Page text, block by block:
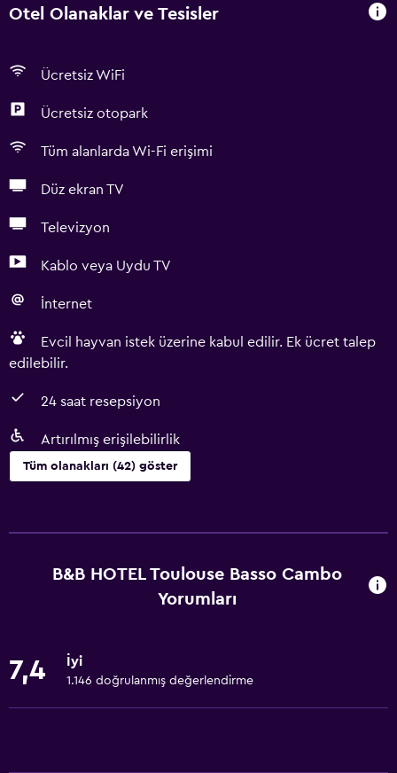
Otel Olanaklar ve Tesisler
Ücretsiz WiFi
Ücretsiz otopark
Tüm alanlarda Wi-Fi erişimi
Düz ekran TV
Televizyon
Kablo veya Uydu TV
İnternet
Evcil hayvan istek üzerine kabul edilir. Ek ücret talep
edilebilir.
24 saat resepsiyon
Artırılmış erişilebilirlik
Tüm olanakları (42) göster
Ücretsiz WiFi
Yangın söndürücü
Klimalı
B&B HOTEL Toulouse Basso Cambo
Yorumları
7,4 İyi
1.146 doğrulanmış değerlendirme